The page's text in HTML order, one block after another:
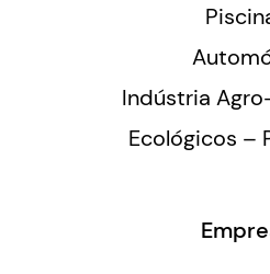
Indústria
Ecológicos –